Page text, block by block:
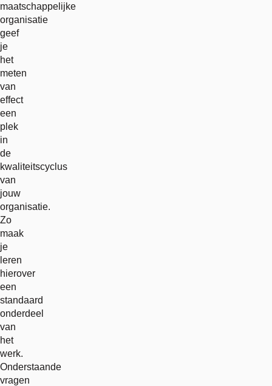
maatschappelijke
organisatie
geef
je
het
meten
van
effect
een
plek
in
de
kwaliteitscyclus
van
jouw
organisatie.
Zo
maak
je
leren
hierover
een
standaard
onderdeel
van
het
werk.
Onderstaande
vragen